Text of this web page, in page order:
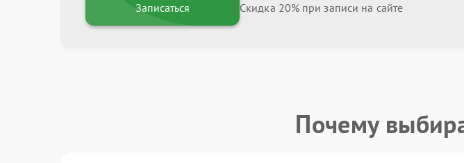
Записаться Скидка 20% при записи на сайте
Почему